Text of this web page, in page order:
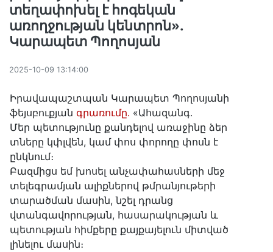
տեղափոխել է հոգեկան
առողջության կենտրոն»․
Կարապետ Պողոսյան
2025-10-09 13:14:00
Իրավապաշտպան Կարապետ Պողոսյանի
ֆեյսբուքյան գրառումը․ «Ահազանգ․
Մեր պետությունը քանդելով առաջինը ձեր
տները կփլվեն, կամ փոս փորողը փոսն է
ընկնում։
Բազմիցս եմ խոսել անչափահասների մեջ
տելեգրամյան ալիքներով թմրանյութերի
տարածման մասին, նշել դրանց
վտանգավորության, հասարակության և
պետության հիմքերը քայքայելուն միտված
լինելու մասին։